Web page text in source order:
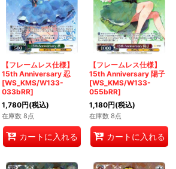
【フレームレス仕様】
15th Anniversary 忍
[WS_KMS/W133-
033bRR]
1,780円(税込)
在庫数 8点
カートに入れる
【フレームレス仕様】
15th Anniversary 陽子
[WS_KMS/W133-
055bRR]
1,180円(税込)
在庫数 8点
カートに入れる